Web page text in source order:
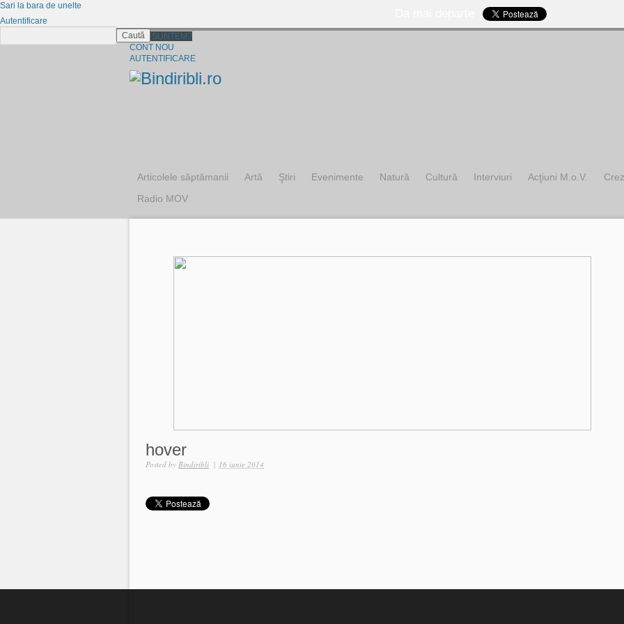
CINE SUNTEM?
CONT NOU
AUTENTIFICARE
Articolele săptămanii Artă Ştiri Evenimente Natură Cultură Interviuri Acţiuni M.o.V. Crez
Radio MOV
hover
Posted by Bindiribli | 16 iunie 2014
Sari la bara de unelte
Autentificare
Caută